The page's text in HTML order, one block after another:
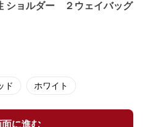
ショルダー ２ウェイバッグ
ド ホワイト
に進む